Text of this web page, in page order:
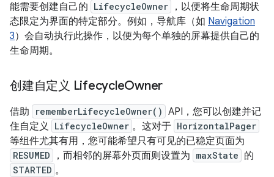
能需要创建自己的 LifecycleOwner
，以便将生命周期状
态限定为界面的特定部分。例如，导航库（如 Navigation
3）会自动执行此操作，以便为每个单独的屏幕提供自己的
生命周期。
创建自定义 LifecycleOwner
借助 rememberLifecycleOwner() API，您可以创建并记
住自定义 LifecycleOwner 。这对于 HorizontalPager
等组件尤其有用，您可能希望只有可见的已稳定页面为
RESUMED ，而相邻的屏幕外页面则设置为 maxState 的
STARTED 。